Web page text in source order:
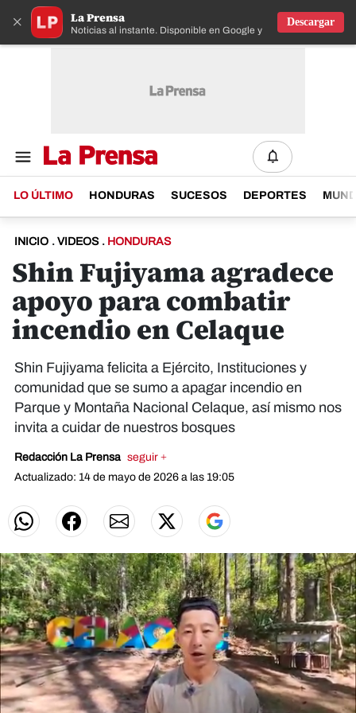
× La Prensa
Noticias al instante. Disponible en Google y IOS
Descargar
LO ÚLTIMO HONDURAS SUCESOS DEPORTES
INICIO . VIDEOS . HONDURAS
Shin Fujiyama agradece
apoyo para combatir
incendio en Celaque
Shin Fujiyama felicita a Ejército, Instituciones y
comunidad que se sumo a apagar incendio en
Parque y Montaña Nacional Celaque, así mismo nos
invita a cuidar de nuestros bosques
Redacción La Prensa seguir +
Actualizado: 14 de mayo de 2026 a las 19:05